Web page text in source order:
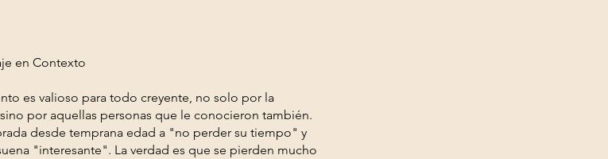
en Contexto
es valioso para todo creyente, no solo por la
por aquellas personas que le conocieron también.
desde temprana edad a "no perder su tiempo" y
"interesante". La verdad es que se pierden mucho